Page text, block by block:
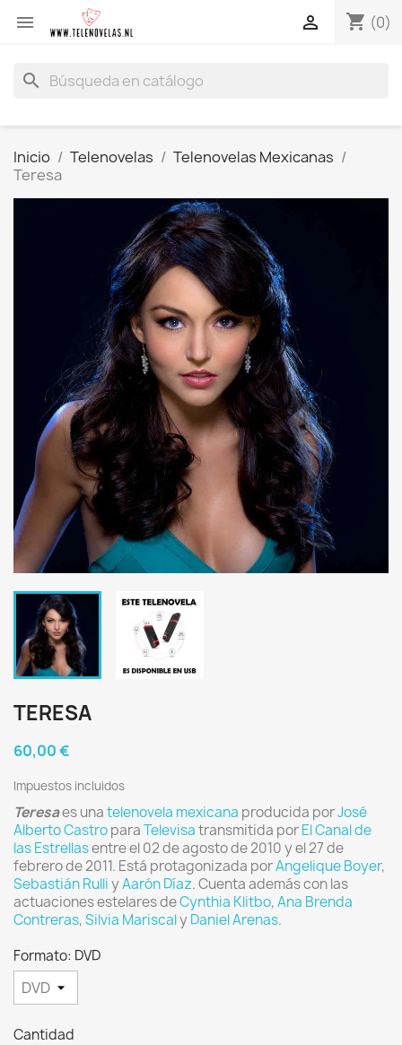
 shopping_cart (0)

search
Inicio Telenovelas
Telenovelas Mexicanas
Teresa
TERESA
60,00 €
Impuestos incluidos
Teresaes unatelenovela mexicana producida porJosé
Alberto CastroparaTelevisatransmitida porEl Canal de
las Estrellasentre el 02 de agosto de 2010 y el 27 de
febrero de 2011. Está protagonizada porAngelique Boyer,
Sebastián RulliyAarón Díaz. Cuenta además con las
actuaciones estelares deCynthia Klitbo,Ana Brenda
Contreras,Silvia MariscalyDaniel Arenas.
Formato: DVD
Cantidad